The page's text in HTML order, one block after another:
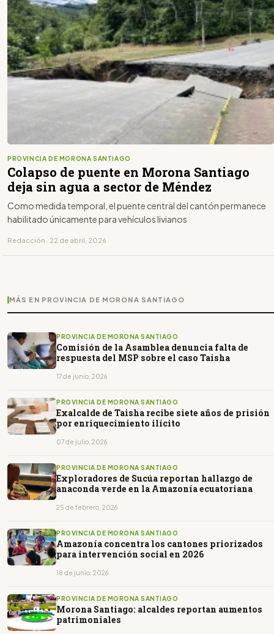
PROVINCIA DE MORONA SANTIAGO
Colapso de puente en Morona Santiago
deja sin agua a sector de Méndez
Como medida temporal, el puente central del cantón permanece
habilitado únicamente para vehículos livianos
Redacción · 22 de abril, 2026
MÁS EN PROVINCIA DE MORONA SANTIAGO
PROVINCIA DE MORONA SANTIAGO
Comisión de la Asamblea denuncia falta de
respuesta del MSP sobre el caso Taisha
17 de junio, 2026
PROVINCIA DE MORONA SANTIAGO
Exalcalde de Taisha recibe siete años de prisión
por enriquecimiento ilícito
07 de julio, 2026
PROVINCIA DE MORONA SANTIAGO
Exploradores de Sucúa reportan hallazgo de
anaconda verde en la Amazonía ecuatoriana
25 de febrero, 2026
PROVINCIA DE MORONA SANTIAGO
Amazonía concentra los cantones priorizados
para intervención social en 2026
18 de junio, 2026
PROVINCIA DE MORONA SANTIAGO
Morona Santiago: alcaldes reportan aumentos
patrimoniales